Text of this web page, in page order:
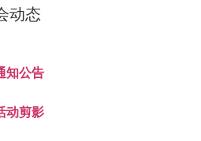
动态
知公告
动剪影